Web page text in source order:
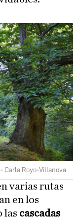
Carla Royo-Villanova
varias rutas
en los
las cascadas